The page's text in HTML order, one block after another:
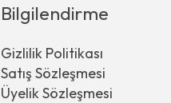
Bilgilendirme
Gizlilik Politikası
Satış Sözleşmesi
Üyelik Sözleşmesi